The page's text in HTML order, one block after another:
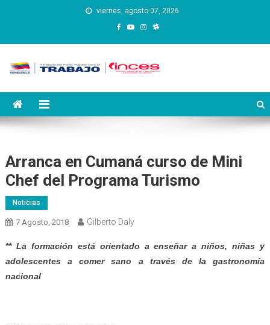
viernes, agosto 07, 2026
Instituto Nacional de
Capacitación y Educación
Arranca en Cumaná curso de Mini
Chef del Programa Turismo
Noticias
7 Agosto, 2018 Gilberto Daly
** La formación está orientado a enseñar a niños, niñas y
adolescentes a comer sano a través de la gastronomía
nacional